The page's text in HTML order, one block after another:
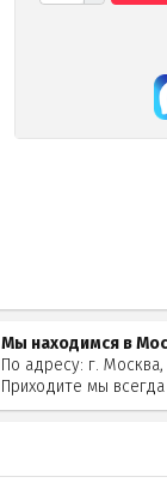
Мы находимся в
По адресу: г.
Приходите мы